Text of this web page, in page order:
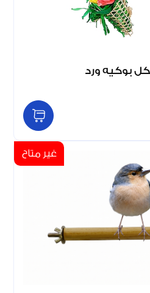
بوكيه ورد
غير متاح